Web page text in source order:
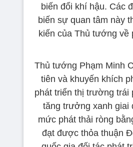
biến đổi khí hậu. Các
biến sự quan tâm này
kiến của Thủ tướng về
Thủ tướng Phạm Minh
tiên và khuyến khích
phát triển thị trường trái
tăng trưởng xanh giai
mức phát thải ròng
đạt được thỏa thuận